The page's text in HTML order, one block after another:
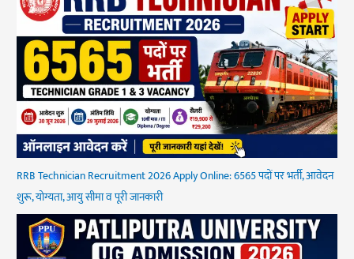
RRB Technician Recruitment 2026 Apply Online: 6565 पदों पर भर्ती, आवेदन
शुरू, योग्यता, आयु सीमा व पूरी जानकारी